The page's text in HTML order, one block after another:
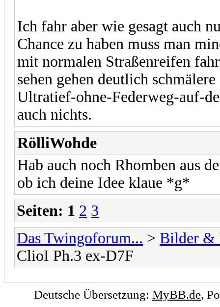
Ich fahr aber wie gesagt auch
Chance zu haben muss man
mit normalen Straßenreifen
sehen gehen deutlich
Ultratief-ohne-Federweg-auf-
auch nichts.
RölliWohde
Hab auch noch Rhomben aus
ob ich deine Idee klaue *g*
Seiten: 1 2 3
Das Twingoforum... > Bilder &
ClioI Ph.3 ex-D7F
Deutsche Übersetzung: MyBB.de,